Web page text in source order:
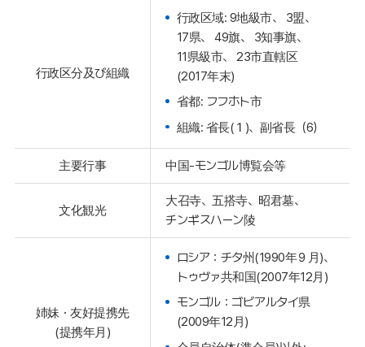
行政区分及び組織
行政区域: 9地級市、 3盟、
17県、 49旗、 3知事旗、
11県級市、 23市直轄区
(2017年末)
省都: フフホト市
組織: 省長(１)、副省長（6）
主要行事 中国-モンゴル博覧会等
文化観光
大召寺、五搭寺、昭君墓、
チンギスハーン陵
姉妹・友好提携先
(提携年月)
ロシア：チタ州(1990年９月)、
トゥヴァ共和国(2007年12月)
モンゴル：ゴビアルタイ県
(2009年12月)